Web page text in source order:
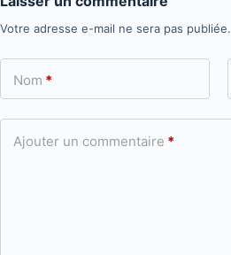
Votre adresse e-mail ne sera pas publiée.
Nom *
Ajouter un commentaire *